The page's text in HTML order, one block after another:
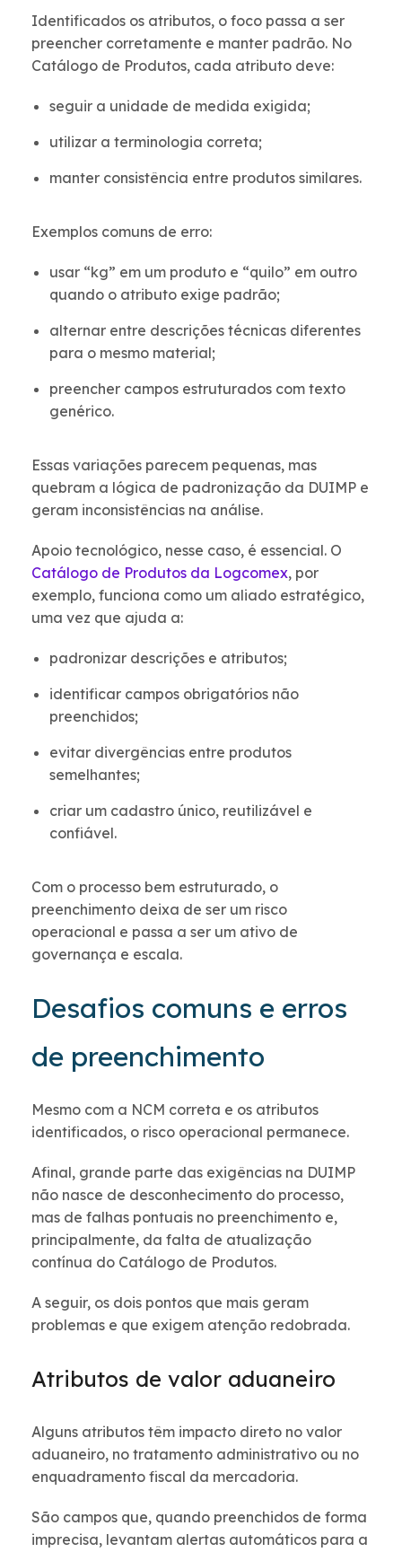
Identificados os atributos, o foco passa a ser
preencher corretamente e manter padrão. No
Catálogo de Produtos, cada atributo deve:
seguir a unidade de medida exigida;
utilizar a terminologia correta;
manter consistência entre produtos similares.
Exemplos comuns de erro:
usar “kg” em um produto e “quilo” em outro
quando o atributo exige padrão;
alternar entre descrições técnicas diferentes
para o mesmo material;
preencher campos estruturados com texto
genérico.
Essas variações parecem pequenas, mas
quebram a lógica de padronização da DUIMP e
geram inconsistências na análise.
Apoio tecnológico, nesse caso, é essencial. O
Catálogo de Produtos da Logcomex, por
exemplo, funciona como um aliado estratégico,
uma vez que ajuda a:
padronizar descrições e atributos;
identificar campos obrigatórios não
preenchidos;
evitar divergências entre produtos
semelhantes;
criar um cadastro único, reutilizável e
confiável.
Com o processo bem estruturado, o
preenchimento deixa de ser um risco
operacional e passa a ser um ativo de
governança e escala.
Desafios comuns e erros
de preenchimento
Mesmo com a NCM correta e os atributos
identificados, o risco operacional permanece.
Afinal, grande parte das exigências na DUIMP
não nasce de desconhecimento do processo,
mas de falhas pontuais no preenchimento e,
principalmente, da falta de atualização
contínua do Catálogo de Produtos.
A seguir, os dois pontos que mais geram
problemas e que exigem atenção redobrada.
Atributos de valor aduaneiro
Alguns atributos têm impacto direto no valor
aduaneiro, no tratamento administrativo ou no
enquadramento fiscal da mercadoria.
São campos que, quando preenchidos de forma
imprecisa, levantam alertas automáticos para a